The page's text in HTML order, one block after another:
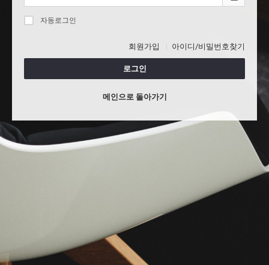
자동로그인
회원가입 아이디/비밀번호찾기
로그인
메인으로 돌아가기